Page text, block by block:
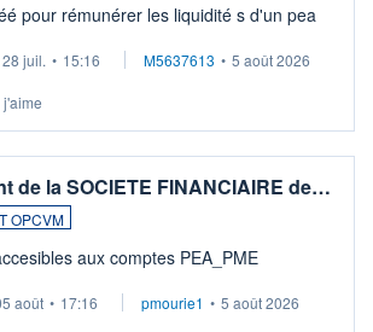
pour rémunérer les liquidité s d'un pea
28 juil. • 15:16 M5637613 • 5 août 2026
j'aime
de la SOCIETE FINANCIAIRE de…
OPCVM
et OPCVM accesibles aux comptes PEA_PME
août • 17:16 pmourie1 • 5 août 2026